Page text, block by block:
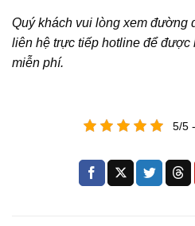
Quý khách vui lòng xem đường
liên hệ trực tiếp hotline để được
miễn phí.
5/5